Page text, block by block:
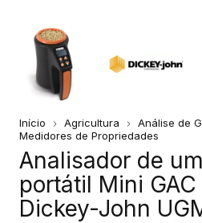
Início Agricultura
Análise de
Medidores de Propriedades
Analisador de
portátil Mini
Dickey-John